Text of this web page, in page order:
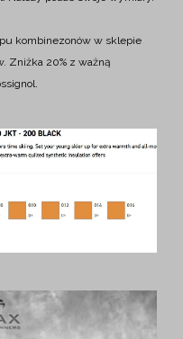
kombinezonów w sklepie
Zniżka 20% z ważną